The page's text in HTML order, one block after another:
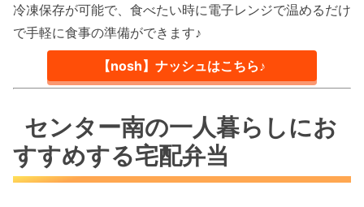
冷凍保存が可能で、食べたい時に電子レンジで温めるだけ
で手軽に食事の準備ができます♪
【nosh】ナッシュはこちら♪
センター南の一人暮らしにお
すすめする宅配弁当